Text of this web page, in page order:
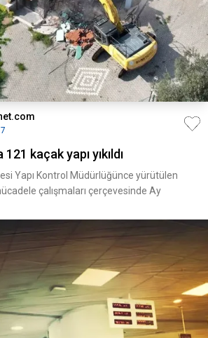
kaçak yapı yıkıldı
Yapı Kontrol Müdürlüğünce yürütülen
çalışmaları çerçevesinde Ay